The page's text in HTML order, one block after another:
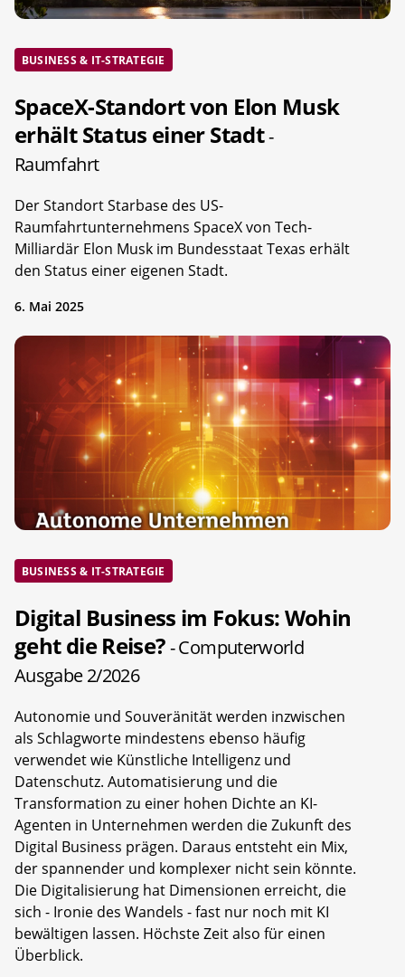
BUSINESS & IT-STRATEGIE
SpaceX-Standort von Elon Musk
erhält Status einer Stadt-
Raumfahrt
Der Standort Starbase des US-
Raumfahrtunternehmens SpaceX von Tech-
Milliardär Elon Musk im Bundesstaat Texas erhält
den Status einer eigenen Stadt.
6. Mai 2025
BUSINESS & IT-STRATEGIE
Digital Business im Fokus: Wohin
geht die Reise?- Computerworld
Ausgabe 2/2026
Autonomie und Souveränität werden inzwischen
als Schlagworte mindestens ebenso häufig
verwendet wie Künstliche Intelligenz und
Datenschutz. Automatisierung und die
Transformation zu einer hohen Dichte an KI-
Agenten in Unternehmen werden die Zukunft des
Digital Business prägen. Daraus entsteht ein Mix,
der spannender und komplexer nicht sein könnte.
Die Digitalisierung hat Dimensionen erreicht, die
sich - Ironie des Wandels - fast nur noch mit KI
bewältigen lassen. Höchste Zeit also für einen
Überblick.